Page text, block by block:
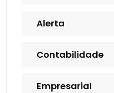
Alerta
Contabilidade
Empresarial